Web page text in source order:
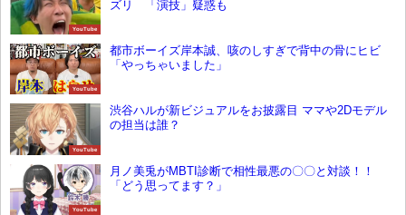
YouTube
ズリ 「演技」疑惑も
YouTube
都市ボーイズ岸本誠、咳のしすぎで背中の骨にヒビ
「やっちゃいました」
YouTube
渋谷ハルが新ビジュアルをお披露目 ママや2Dモデル
の担当は誰？
YouTube
月ノ美兎がMBTI診断で相性最悪の〇〇と対談！！
「どう思ってます？」